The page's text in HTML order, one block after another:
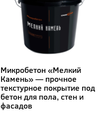
Микробетон «Мелкий
Камень» — прочное
текстурное покрытие под
бетон для пола, стен и
фасадов